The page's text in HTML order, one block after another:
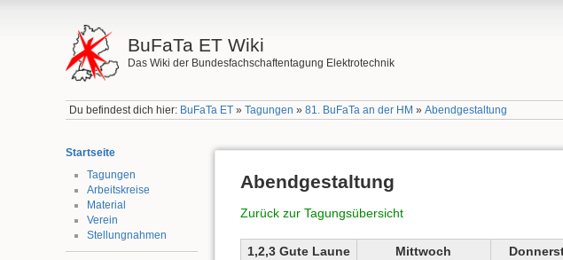
BuFaTa ET Wiki
Das Wiki der Bundesfachschaftentagung Elektrotechnik
Du befindest dich hier: BuFaTa ET» Tagungen » 81. BuFaTa an der HM » Abendgestaltung
Startseite
Tagungen
Arbeitskreise
Material
Verein
Stellungnahmen
Abendgestaltung
Zurück zur Tagungsübersicht
1,2,3 Gute Laune Mittwoch